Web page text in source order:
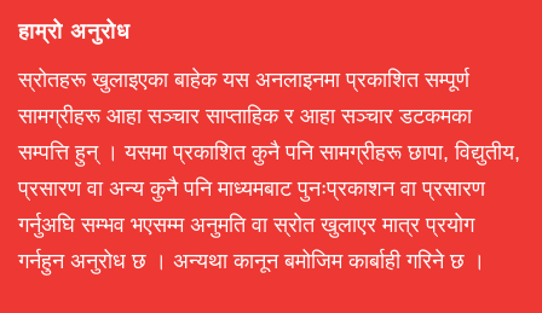
हाम्रो अनुरोध
स्रोतहरू खुलाइएका बाहेक यस अनलाइनमा प्रकाशित सम्पूर्ण
सामग्रीहरू आहा सञ्चार साप्ताहिक र आहा सञ्चार डटकमका
सम्पत्ति हुन् । यसमा प्रकाशित कुनै पनि सामग्रीहरू छापा, विद्युतीय,
प्रसारण वा अन्य कुनै पनि माध्यमबाट पुनःप्रकाशन वा प्रसारण
गर्नुअघि सम्भव भएसम्म अनुमति वा स्रोत खुलाएर मात्र प्रयोग
गर्नहुन अनुरोध छ । अन्यथा कानून बमोजिम कार्बाही गरिने छ ।